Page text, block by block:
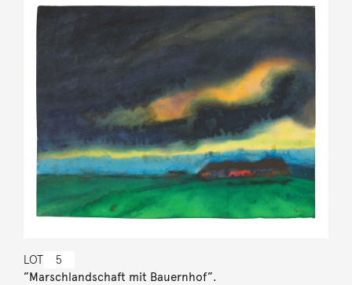
LOT 5
”Marschlandschaft mit Bauernhof”.